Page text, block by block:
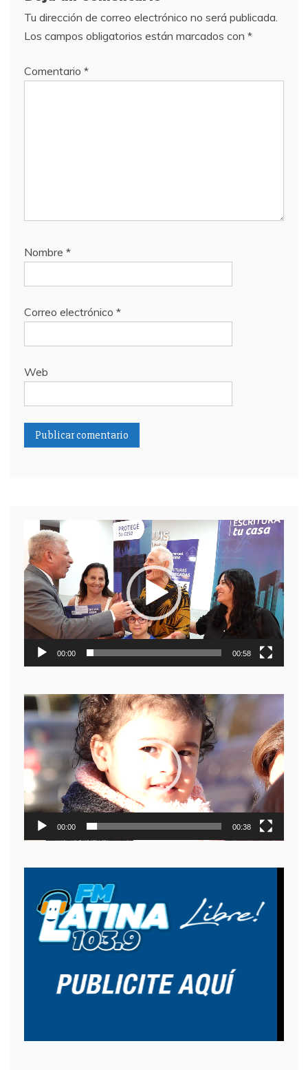
Tu dirección de correo electrónico no será publicada.
Los campos obligatorios están marcados con *
Comentario *
Nombre *
Correo electrónico *
Web
Reproductor
de
video
00:00 00:58
Reproductor
de
video
00:00 00:38